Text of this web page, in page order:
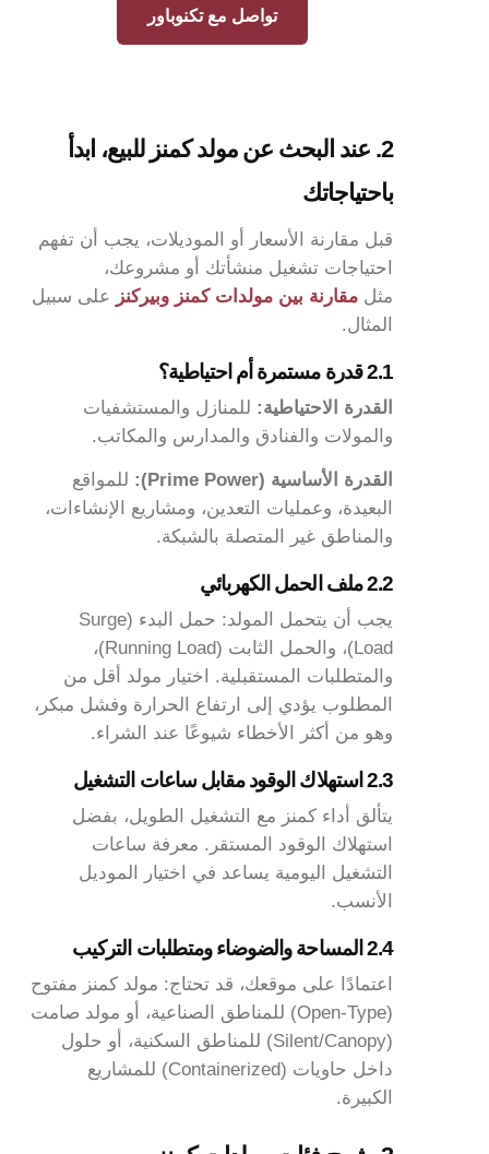
تواصل مع تكنوباور
2. عند البحث عن مولد كمنز للبيع، ابدأ
باحتياجاتك
قبل مقارنة الأسعار أو الموديلات، يجب أن تفهم
احتياجات تشغيل منشأتك أو مشروعك،
مثل مقارنة بين مولدات كمنز وبيركنز على سبيل
المثال.
2.1 قدرة مستمرة أم احتياطية؟
القدرة الاحتياطية: للمنازل والمستشفيات
والمولات والفنادق والمدارس والمكاتب.
القدرة الأساسية (Prime Power):
للمواقع
البعيدة، وعمليات التعدين، ومشاريع الإنشاءات،
والمناطق غير المتصلة بالشبكة.
2.2 ملف الحمل الكهربائي
يجب أن يتحمل المولد: حمل البدء (Surge
Load)، والحمل الثابت (Running Load)،
والمتطلبات المستقبلية. اختيار مولد أقل من
المطلوب يؤدي إلى ارتفاع الحرارة وفشل مبكر،
وهو من أكثر الأخطاء شيوعًا عند الشراء.
2.3 استهلاك الوقود مقابل ساعات التشغيل
يتألق أداء كمنز مع التشغيل الطويل، بفضل
استهلاك الوقود المستقر. معرفة ساعات
التشغيل اليومية يساعد في اختيار الموديل
الأنسب.
2.4 المساحة والضوضاء ومتطلبات التركيب
اعتمادًا على موقعك، قد تحتاج: مولد كمنز مفتوح
(Open-Type) للمناطق الصناعية، أو مولد صامت
(Silent/Canopy) للمناطق السكنية، أو حلول
داخل حاويات (Containerized) للمشاريع
الكبيرة.